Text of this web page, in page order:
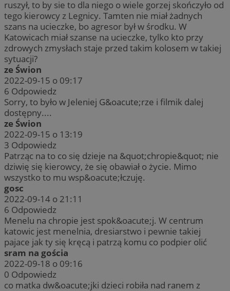
ruszył, to by sie to dla niego o wiele gorzej skończyło od
tego kierowcy z Legnicy. Tamten nie miał żadnych
szans na ucieczke, bo agresor był w środku. W
Katowicach miał szanse na ucieczke, tylko kto przy
zdrowych zmysłach staje przed takim kolosem w takiej
sytuacji?
ze Świon
2022-09-15 o 09:17
6 Odpowiedz
Sorry, to było w Jeleniej G&oacute;rze i filmik dalej
dostępny....
ze Świon
2022-09-15 o 13:19
3 Odpowiedz
Patrząc na to co się dzieje na &quot;chropie&quot; nie
dziwię się kierowcy, że się obawiał o życie. Mimo
wszystko to mu wsp&oacute;łczuję.
gosc
2022-09-14 o 21:11
6 Odpowiedz
Menelu na chropie jest spok&oacute;j. W centrum
katowic jest menelnia, dresiarstwo i pewnie takiej
pajace jak ty się kręcą i patrzą komu co podpier olić
sram na gościa
2022-09-18 o 09:16
0 Odpowiedz
co matka dw&oacute;jki dzieci robiła nad ranem z